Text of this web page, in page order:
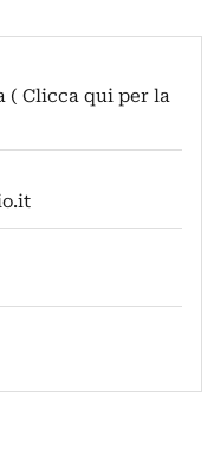
( Clicca qui per la